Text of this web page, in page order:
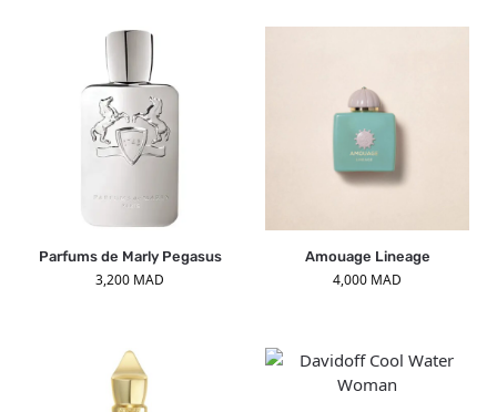
Parfums de Marly Pegasus
3,200 MAD
Amouage Lineage
4,000 MAD